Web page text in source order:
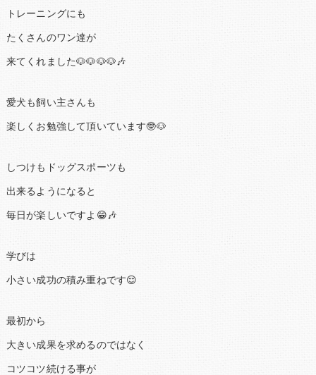
トレーニングにも
たくさんのワン達が
来てくれました🐶🐶🐶🐶🎶
愛犬も飼い主さんも
楽しくお勉強して頂いています🤓🐶
しつけもドッグスポーツも
出来るようになると
毎日が楽しいですよ😁🎶
学びは
小さい成功の積み重ねです😌
最初から
大きい成果を求めるのではなく
コツコツ続ける事が